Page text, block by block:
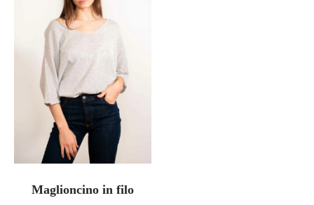
Maglioncino in filo